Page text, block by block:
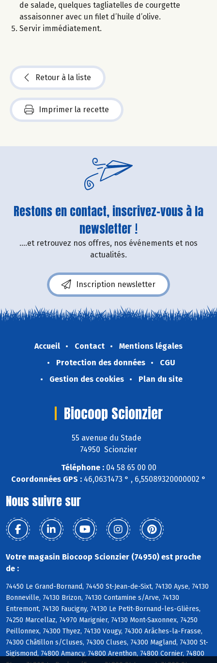
de salade, quelques tagliatelles de courgette
assaisonner avec un filet d’huile d’olive.
Servir immédiatement.
Retour à la liste
Imprimer la recette
Restons en contact, inscrivez-vous à la
newsletter !
....et retrouvez nos offres, nos événements et nos
actualités.
Inscription newsletter
Accueil Contact
Mentions légales
Protection des données
CGU
Gestion des cookies
Plan du site
Biocoop Scionzier
55 avenue du Stade
74950 Scionzier
Téléphone :04 58 65 00 00
Coordonnées GPS : 46,0631473 ° , 6,55089320000002 °
Nous suivre sur
Votre magasin Biocoop Scionzier (74950) est proche
de :
74450 Le Grand-Bornand, 74450 St-Jean-de-Sixt, 74130 Ayse, 74130
Bonneville, 74130 Brizon, 74130 Contamine s/Arve, 74130
Entremont, 74130 Faucigny, 74130 Le Petit-Bornand-les-Glières,
74250 Marcellaz, 74970 Marignier, 74130 Mont-Saxonnex, 74250
Peillonnex, 74300 Thyez, 74130 Vougy, 74300 Arâches-la-Frasse,
74300 Châtillon s/Cluses, 74300 Cluses, 74300 Magland, 74300 St-
Sigismond, 74800 Amancy, 74800 Arenthon, 74800 Cornier, 74800